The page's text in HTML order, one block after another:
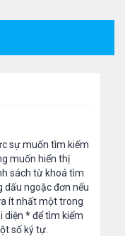
sự muốn tìm kiếm
muốn hiển thị
sách từ khoá tìm
dấu ngoặc đơn nếu
ít nhất một trong
diện *để tìm kiếm
số ký tự.